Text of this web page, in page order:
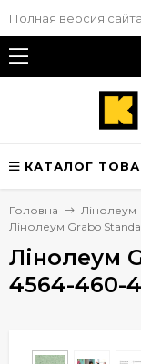
Полная версия сайта
КАТАЛОГ
Головна
Лінолеум
Лінолеум Grabo
Лінолеум
4564-460-4